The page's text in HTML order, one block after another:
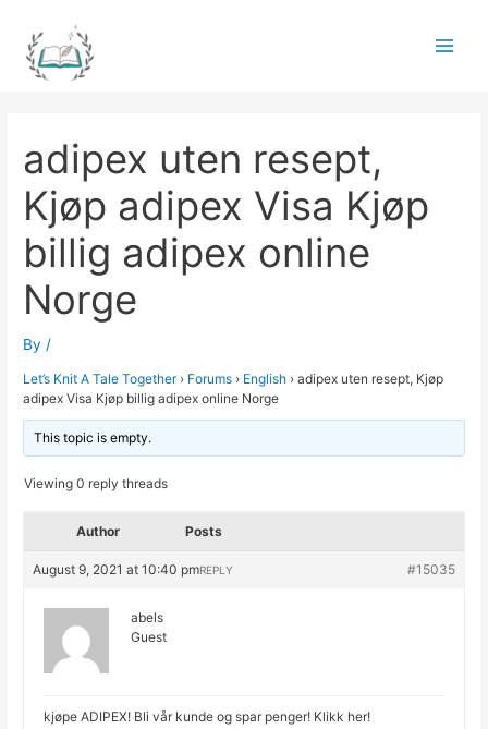
content
adipex uten resept,
Kjøp adipex Visa Kjøp
billig adipex online
Norge
By /
Let’s Knit A Tale Together › Forums › English › adipex uten resept, Kjøp
adipex Visa Kjøp billig adipex online Norge
This topic is empty.
Viewing 0 reply threads
Author Posts
August 9, 2021 at 10:40 pm #15035
REPLY
abels
Guest
kjøpe ADIPEX! Bli vår kunde og spar penger! Klikk her!